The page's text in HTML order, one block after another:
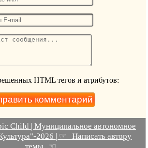
HTML тегов и атрибутов:
Child | Муниципальное автономное
2026 | ☞ Написать автору